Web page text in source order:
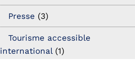
Presse (3)
Tourisme accessible
international(1)